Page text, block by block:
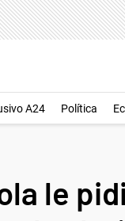
A24 Política
le